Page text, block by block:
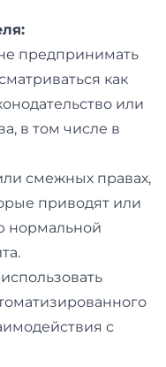
предпринимать
как
или
в том числе в
смежных правах,
приводят или
нормальной
с